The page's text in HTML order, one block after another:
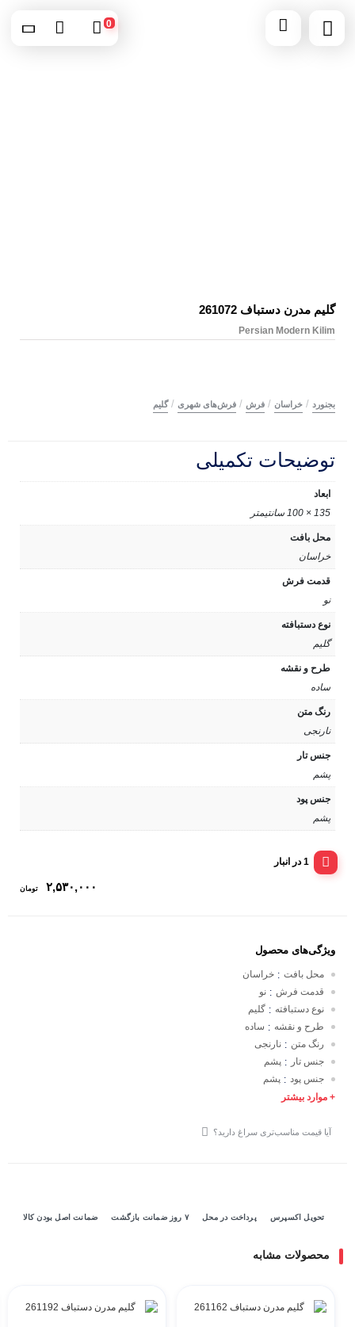
0
گلیم مدرن دستباف 261072
Persian Modern Kilim
بجنورد / خراسان / فرش / فرش‌های شهری /گلیم
توضیحات تکمیلی
ابعاد
135 × 100 سانتیمتر
محل بافت
خراسان
قدمت فرش
نو
نوع دستبافته
گلیم
طرح و نقشه
ساده
رنگ متن
نارنجی
جنس تار
پشم
جنس پود
پشم
1 در انبار
۲,۵۳۰,۰۰۰ تومان
ویژگی‌های محصول
محل بافت : خراسان
قدمت فرش : نو
نوع دستبافته : گلیم
طرح و نقشه : ساده
رنگ متن : نارنجی
جنس تار : پشم
جنس پود : پشم
+ موارد بیشتر
آیا قیمت مناسب‌تری سراغ دارید؟
تحویل اکسپرس پرداخت در محل ۷ روز ضمانت بازگشت ضمانت اصل بودن کالا
محصولات مشابه